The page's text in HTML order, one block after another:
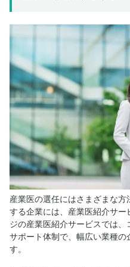
産業医の選任にはさまざまな
する企業には、産業医紹介サ
ジの産業医紹介サービスでは
サポート体制で、幅広い業種の
す。